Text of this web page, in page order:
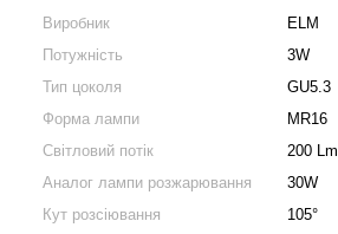
Виробник
ELM
Потужність
3W
Тип цоколя
GU5.3
Форма лампи
MR16
Світловий потік
200 Lm
Аналог лампи розжарювання
30W
Кут розсіювання
105°